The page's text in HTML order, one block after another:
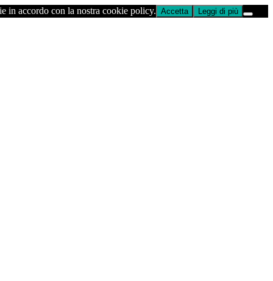
in accordo con la nostra cookie policy. Accetta Leggi di più